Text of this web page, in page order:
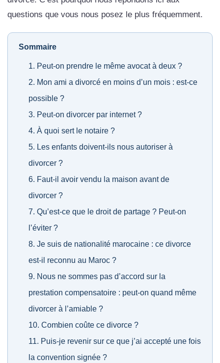
questions que vous nous posez le plus fréquemment.
Sommaire
Peut-on prendre le même avocat à deux ?
Mon ami a divorcé en moins d’un mois : est-ce
possible ?
Peut-on divorcer par internet ?
À quoi sert le notaire ?
Les enfants doivent-ils nous autoriser à
divorcer ?
Faut-il avoir vendu la maison avant de
divorcer ?
Qu’est-ce que le droit de partage ? Peut-on
l’éviter ?
Je suis de nationalité marocaine : ce divorce
est-il reconnu au Maroc ?
Nous ne sommes pas d’accord sur la
prestation compensatoire : peut-on quand même
divorcer à l’amiable ?
Combien coûte ce divorce ?
Puis-je revenir sur ce que j’ai accepté une fois
la convention signée ?